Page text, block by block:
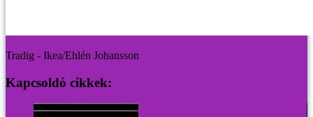
Tradig - Ikea/Ehlén Johansson
Kapcsoldó cikkek: